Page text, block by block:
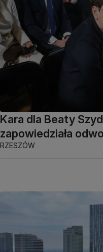
Kara dla Beaty
zapowiedziała
RZESZÓW